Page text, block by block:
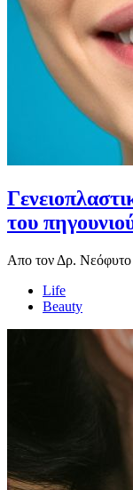
του
Απο τον Δρ. Νεόφυτο
Life
Beauty